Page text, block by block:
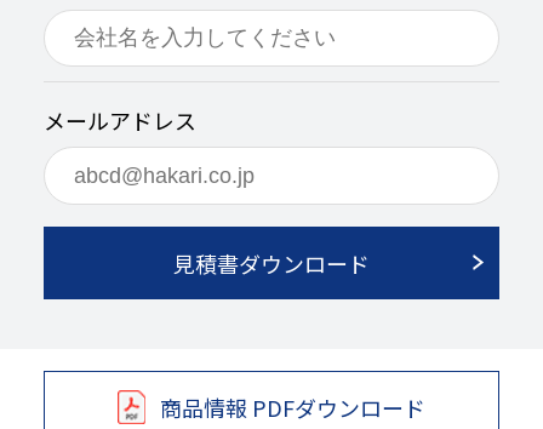
メールアドレス
見積書ダウンロード
商品情報 PDFダウンロード